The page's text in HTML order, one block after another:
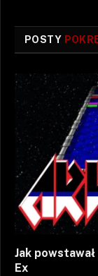
POSTY
Jak
Ex